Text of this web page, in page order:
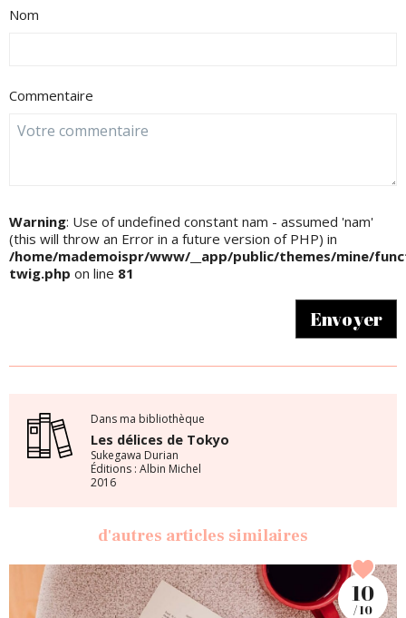
Nom
Commentaire
Warning: Use of undefined constant nam - assumed 'nam'
(this will throw an Error in a future version of PHP) in
/home/mademoispr/www/__app/public/themes/mine/
twig.php on line 81
Envoyer
Dans ma bibliothèque
Les délices de Tokyo
Sukegawa Durian
Éditions : Albin Michel
2016
d'autres articles similaires
10
/ 10